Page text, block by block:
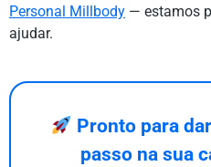
Personal Millbody — estamos
ajudar.
Pronto para
passo na sua